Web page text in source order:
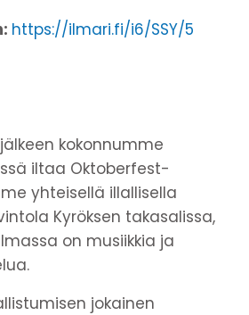
https://ilmari.fi/i6/SSY/5
kokonnumme
iltaa Oktoberfest-
yhteisellä illallisella
Kyröksen takasalissa,
on musiikkia ja
jokainen